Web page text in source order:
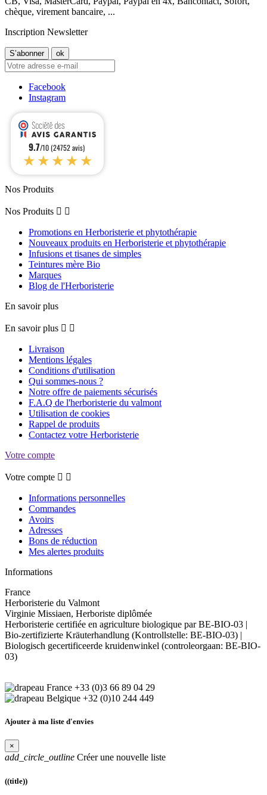
chèque, virement bancaire, ...
Inscription Newsletter
Facebook
Instagram
9.7/10 (24752 avis)
★★★★★
Nos Produits
Nos Produits  
Promotions en Herboristerie et phytothérapie
Nouveaux produits en Herboristerie et phytothérapie
Infusions et tisanes de simples
Teintures mère Bio
Marques
Blog de l'Herboristerie
En savoir plus
En savoir plus  
Livraison
Mentions légales
Conditions d'utilisation
Qui sommes-nous ?
Notre offre de paiements sécurisés
F.A.Q de l'herboristerie du valmont
Utilisation de cookies
Rappel de produits
Contactez votre Herboristerie
Votre compte
Votre compte  
Informations personnelles
Commandes
Avoirs
Adresses
Bons de réduction
Mes alertes produits
Informations
France
Herboristerie du Valmont
Virginie Missiaen, Herboriste diplômée
Herboristerie certifiée en agriculture biologique par BE-BIO-03 |
Bio-zertifizierte Kräuterhandlung (Kontrollstelle: BE-BIO-03) |
Biologisch gecertificeerde kruidenwinkel (controleorgaan: BE-BIO-
03)
+33 (0)3 66 89 04 29
+32 (0)10 244 449
Ajouter à ma liste d'envies
×
add_circle_outline Créer une nouvelle liste
((title))